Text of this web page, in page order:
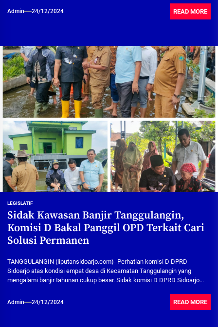
Admin 24/12/2024 READ MORE
LEGISLATIF
Sidak Kawasan Banjir Tanggulangin,
Komisi D Bakal Panggil OPD Terkait Cari
Solusi Permanen
TANGGULANGIN (liputansidoarjo.com)- Perhatian komisi D DPRD
Sidoarjo atas kondisi empat desa di Kecamatan Tanggulangin yang
mengalami banjir tahunan cukup besar. Sidak komisi D DPRD Sidoarjo...
Admin 24/12/2024 READ MORE